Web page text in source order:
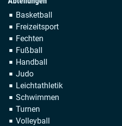
Navigation
überspringen
Basketball
Freizeitsport
Fechten
Fußball
Handball
Judo
Leichtathletik
Schwimmen
Turnen
Volleyball